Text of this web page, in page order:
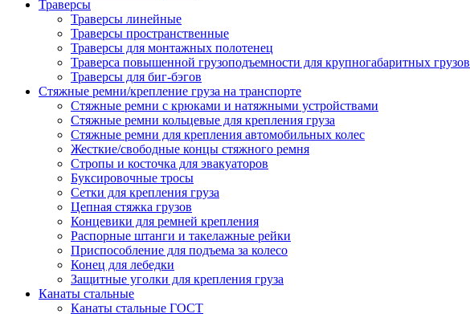
Траверсы
Траверсы линейные
Траверсы пространственные
Траверсы для монтажных полотенец
Траверса повышенной грузоподъемности для крупногабаритных грузов
Траверсы для биг-бэгов
Стяжные ремни/крепление груза на транспорте
Стяжные ремни с крюками и натяжными устройствами
Стяжные ремни кольцевые для крепления груза
Стяжные ремни для крепления автомобильных колес
Жесткие/свободные концы стяжного ремня
Стропы и косточка для эвакуаторов
Буксировочные тросы
Сетки для крепления груза
Цепная стяжка грузов
Концевики для ремней крепления
Распорные штанги и такелажные рейки
Приспособление для подъема за колесо
Конец для лебедки
Защитные уголки для крепления груза
Канаты стальные
Канаты стальные ГОСТ